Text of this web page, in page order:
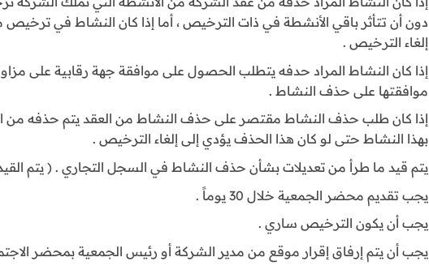
دون أن تتأثر باقي الأنشطة في ذات الترخيص ، أما إذا كان النشاط في
إلغاء الترخيص .
إذا كان النشاط المراد حدفه يتطلب الحصول على موافقة جهة رقابية على
موافقتها على حذف النشاط .
إذا كان طلب حذف النشاط مقتصر على حذف النشاط من العقد يتم حذفه من
بهذا النشاط حتى لو كان هذا الحذف يؤدي إلى إلغاء الترخيص .
يتم قيد ما طرأ من تعديلات بشأن حذف النشاط في السجل التجاري . ( يتم القيد
يجب تقديم محضر الجمعية خلال 30 يوماً .
يجب أن يكون الترخيص ساري .
يجب أن يتم إرفاق إقرار موقع من مدير الشركة أو رئيس الجمعية بمحضر